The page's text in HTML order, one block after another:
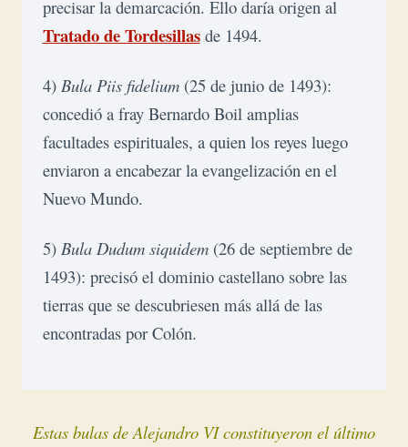
Tratado de Tordesillas de 1494.
4) Bula Piis fidelium (25 de junio de 1493):
concedió a fray Bernardo Boil amplias
facultades espirituales, a quien los reyes luego
enviaron a encabezar la evangelización en el
Nuevo Mundo.
5) Bula Dudum siquidem (26 de septiembre de
1493): precisó el dominio castellano sobre las
tierras que se descubriesen más allá de las
encontradas por Colón.
Estas bulas de Alejandro VI constituyeron el último